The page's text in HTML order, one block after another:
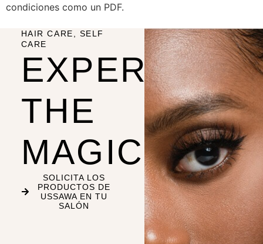
condiciones como un PDF.
HAIR CARE, SELF
CARE
EXPERIENCE
THE
MAGIC
SOLICITA LOS
PRODUCTOS DE
USSAWA EN TU
SALÓN